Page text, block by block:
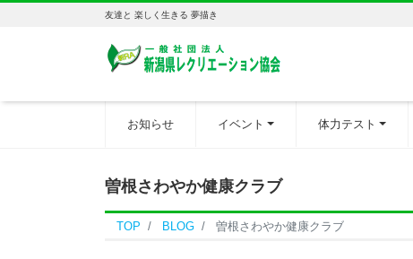
友達と 楽しく生きる 夢描き
お知らせ イベント 体力テスト
曽根さわやか健康クラブ
TOP BLOG 曽根さわやか健康クラブ